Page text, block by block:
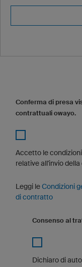
Conferma di presa
contrattuali owayo.
Accetto le
relative all'invio
Leggi leCondizioni
di contratto
Consenso al
Dichiaro di